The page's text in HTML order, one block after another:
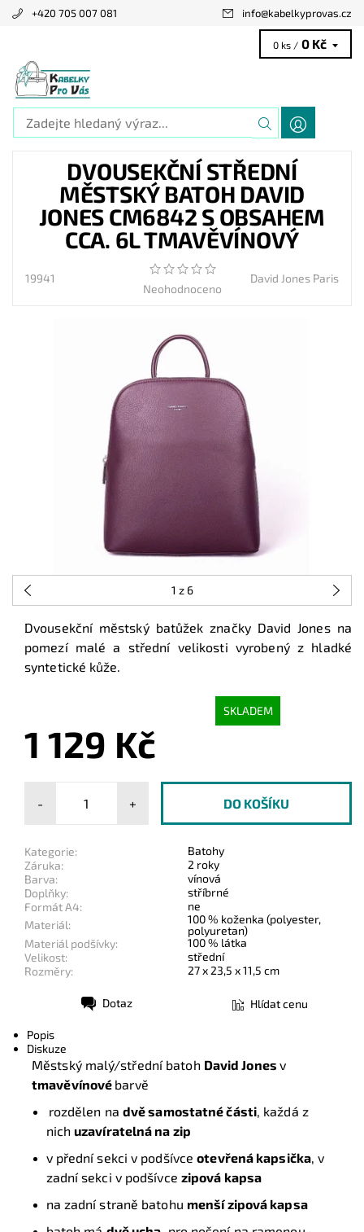
+420 705 007 081 info@kabelkyprovas.cz
0 ks / 0 Kč
DVOUSEKČNÍ STŘEDNÍ
MĚSTSKÝ BATOH DAVID
JONES CM6842 S OBSAHEM
CCA. 6L TMAVĚVÍNOVÝ
19941
Neohodnoceno
David Jones Paris
1 z 6
Dvousekční městský batůžek značky David Jones na
pomezí malé a střední velikosti vyrobený z hladké
syntetické kůže.
SKLADEM
1 129 Kč
- +
Kategorie:
Batohy
Záruka:
2 roky
Barva:
vínová
Doplňky:
stříbrné
Formát A4:
ne
Materiál:
100 % koženka (polyester,
polyuretan)
Materiál podšívky:
100 % látka
Velikost:
střední
Rozměry:
27 x 23,5 x 11,5 cm
Dotaz Hlídat cenu
Popis
Diskuze
Městský malý/střední batoh David Jones v
tmavěvínové barvě
rozdělen na dvě samostatné části, každá z
nichuzavíratelná na zip
v přední sekci v podšívceotevřená kapsička, v
zadní sekci v podšívce zipová kapsa
na zadní straně batohu menší zipová kapsa